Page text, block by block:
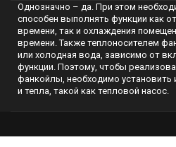
Однозначно – да. При этом
способен выполнять функции как
времени, так и охлаждения
времени. Также теплоносителем
или холодная вода, зависимо от
функции. Поэтому, чтобы
фанкойлы, необходимо установить
и тепла, такой как тепловой насос.